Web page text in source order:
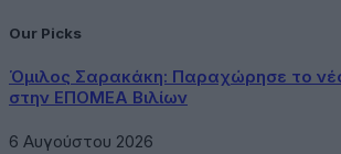
Our Picks
Όμιλος Σαρακάκη: Παραχώρησε το
στην ΕΠΟΜΕΑ Βιλίων
6 Αυγούστου 2026